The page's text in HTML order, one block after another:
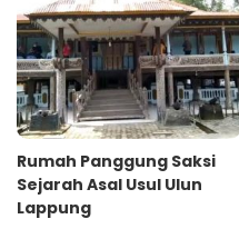
Rumah Panggung Saksi
Sejarah Asal Usul Ulun
Lappung